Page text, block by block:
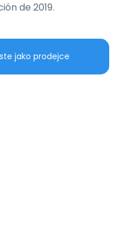
de 2019.
jako prodejce